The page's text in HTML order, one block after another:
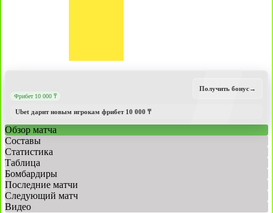
Фрибет 10 000 ₸
Ubet дарит новым игрокам фрибет 10 000 ₸
Получить бонус→
Обзор матча
Составы
Статистика
Таблица
Бомбардиры
Последние матчи
Следующий матч
Видео